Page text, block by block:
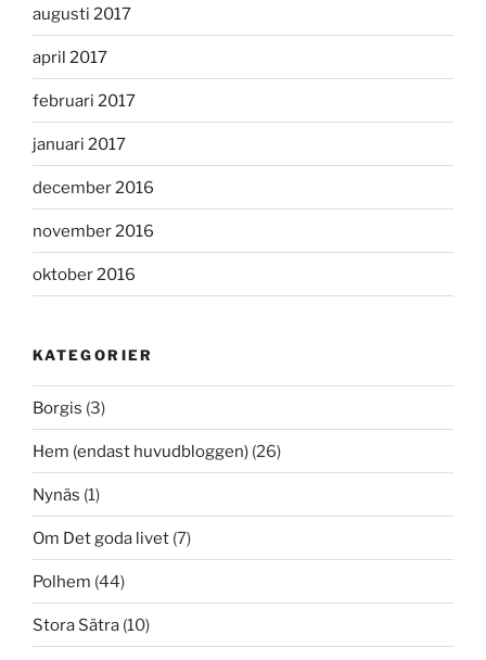
augusti 2017
april 2017
februari 2017
januari 2017
december 2016
november 2016
oktober 2016
KATEGORIER
Borgis (3)
Hem (endast huvudbloggen) (26)
Nynäs (1)
Om Det goda livet (7)
Polhem (44)
Stora Sätra (10)